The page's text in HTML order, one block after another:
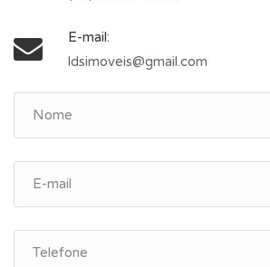
E-mail:
ldsimoveis@gmail.com